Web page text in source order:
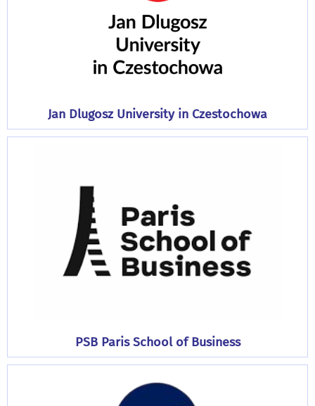
Jan Dlugosz University in Czestochowa
PSB Paris School of Business